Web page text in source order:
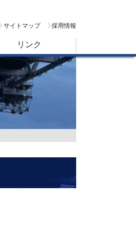
サイトマップ 採用情報
リンク